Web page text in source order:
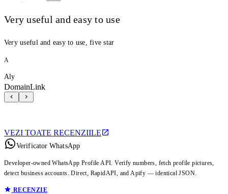
Very useful and easy to use
Very useful and easy to use, five star
A
Aly
DomainLink
VEZI TOATE RECENZIILE
Verificator WhatsApp
Developer-owned WhatsApp Profile API. Verify numbers, fetch profile pictures,
detect business accounts. Direct, RapidAPI, and Apify — identical JSON.
RECENZIE